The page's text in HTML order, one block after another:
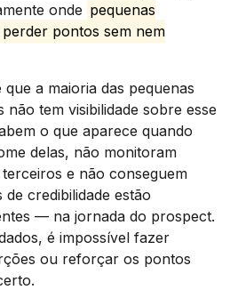
onde pequenas
pontos sem nem
a maioria das pequenas
não tem visibilidade sobre esse
o que aparece quando
delas, não monitoram
e não conseguem
de credibilidade estão
— na jornada do prospect.
é impossível fazer
ou reforçar os pontos